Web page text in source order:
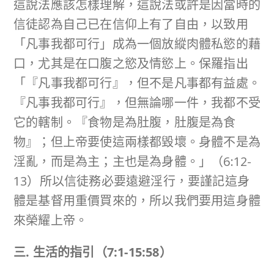
這說法應該怎樣理解，這說法或許是因當時的
信徒認為自己已在信仰上有了自由，以致用
「凡事我都可行」成為一個放縱肉體私慾的藉
口，尤其是在口腹之慾及情慾上。保羅指出
「『凡事我都可行』，但不是凡事都有益處。
『凡事我都可行』，但無論哪一件，我都不受
它的轄制。『食物是為肚腹，肚腹是為食
物』；但上帝要使這兩樣都毀壞。身體不是為
淫亂，而是為主；主也是為身體。」（6:12-
13）所以信徒務必要遠避淫行，要謹記這身
體是基督用重價買來的，所以我們要用這身體
來榮耀上帝。
三. 生活的指引（7:1-15:58）